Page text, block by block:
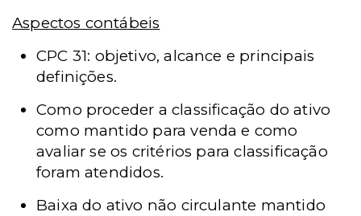
Aspectos contábeis
CPC 31: objetivo, alcance e principais
definições.
Como proceder a classificação do ativo
como mantido para venda e como
avaliar se os critérios para classificação
foram atendidos.
Baixa do ativo não circulante mantido